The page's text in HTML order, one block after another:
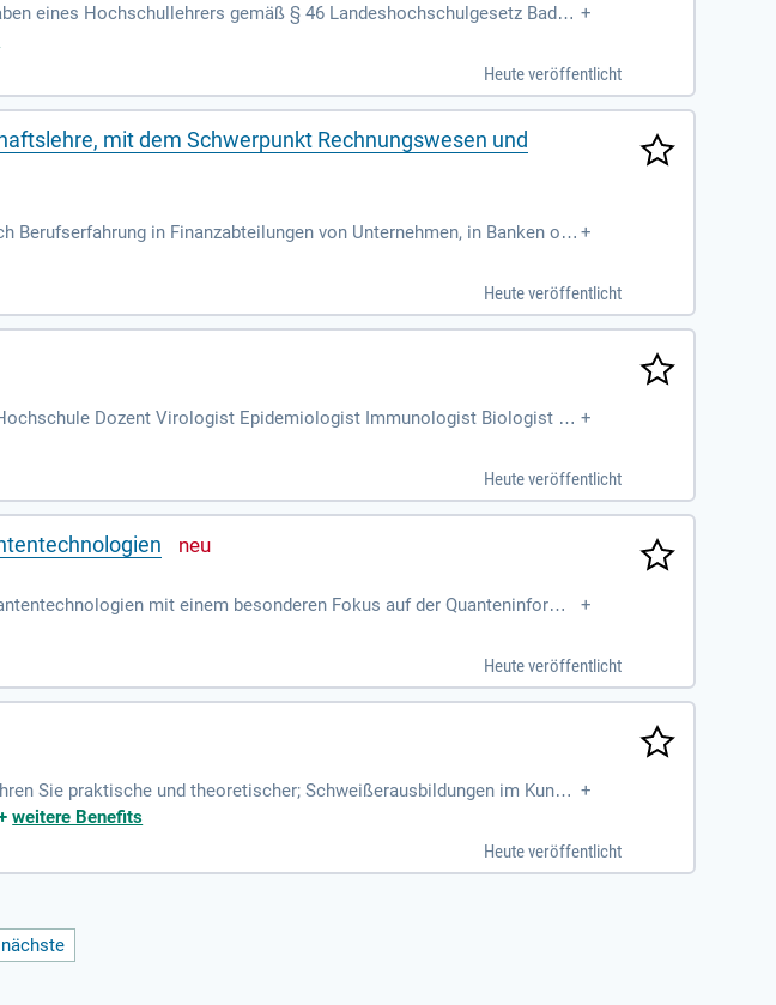
eines Hochschullehrers gemäß § 46 Landeshochschulgesetz Baden +
Heute veröffentlicht
mit dem Schwerpunkt Rechnungswesen und
in Finanzabteilungen von Unternehmen, in Banken ode +
Heute veröffentlicht
Dozent Virologist Epidemiologist Immunologist Biologist M
Molekularbiologe Biologe Mediziner Humanmediziner Ho
+
Heute veröffentlicht
mit einem besonderen Fokus auf der Quanteninformat +
Heute veröffentlicht
Sie praktische und theoretischer; Schweißerausbildungen im Kunsts +
weitere Benefits
Heute veröffentlicht
nächste